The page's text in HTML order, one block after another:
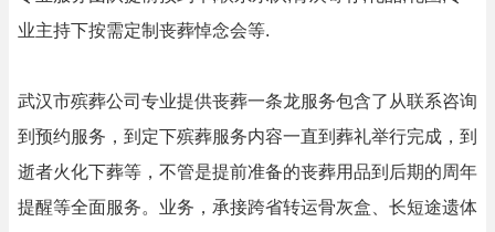
业主持下按需定制丧葬悼念会等.
武汉市殡葬公司专业提供丧葬一条龙服务包含了从联系咨询
到预约服务，到定下殡葬服务内容一直到葬礼举行完成，到
逝者火化下葬等，不管是提前准备的丧葬用品到后期的周年
提醒等全面服务。业务，承接跨省转运骨灰盒、长短途遗体